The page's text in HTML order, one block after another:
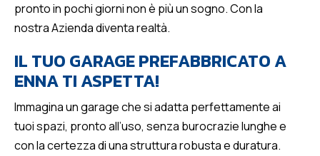
pronto in pochi giorni non è più un sogno. Con la
nostra Azienda diventa realtà.
IL TUO GARAGE PREFABBRICATO A
ENNA TI ASPETTA!
Immagina un garage che si adatta perfettamente ai
tuoi spazi, pronto all’uso, senza burocrazie lunghe e
con la certezza di una struttura robusta e duratura.